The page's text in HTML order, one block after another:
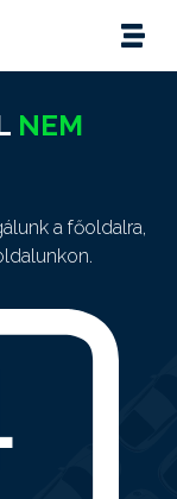
NEM
a főoldalra,